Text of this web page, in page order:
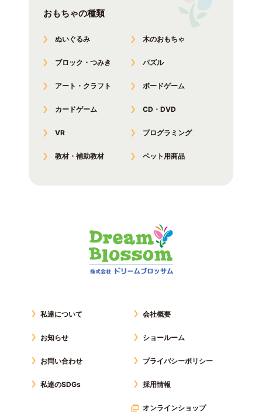
おもちゃの種類
ぬいぐるみ 木のおもちゃ
ブロック・つみき パズル
アート・クラフト ボードゲーム
カードゲーム CD・DVD
VR プログラミング
教材・補助教材 ペット用商品
私達について
お知らせ
お問い合わせ
私達のSDGs
会社概要
ショールーム
プライバシーポリシー
採用情報
オンラインショップ